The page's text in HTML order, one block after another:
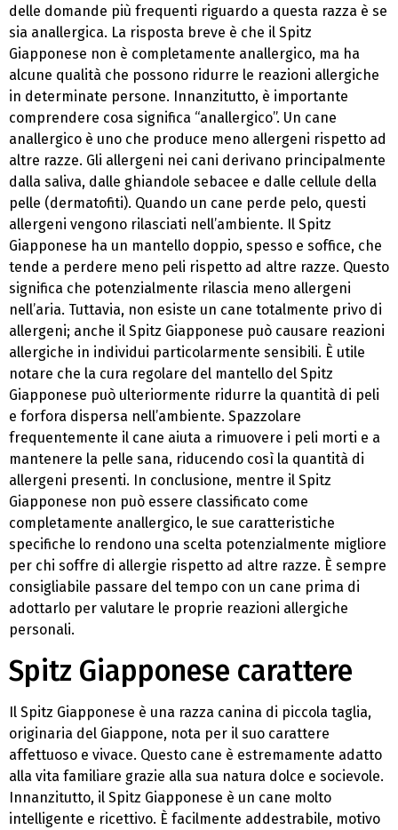
delle domande più frequenti riguardo a questa razza è se
sia anallergica. La risposta breve è che il Spitz
Giapponese non è completamente anallergico, ma ha
alcune qualità che possono ridurre le reazioni allergiche
in determinate persone. Innanzitutto, è importante
comprendere cosa significa “anallergico”. Un cane
anallergico è uno che produce meno allergeni rispetto ad
altre razze. Gli allergeni nei cani derivano principalmente
dalla saliva, dalle ghiandole sebacee e dalle cellule della
pelle (dermatofiti). Quando un cane perde pelo, questi
allergeni vengono rilasciati nell’ambiente. Il Spitz
Giapponese ha un mantello doppio, spesso e soffice, che
tende a perdere meno peli rispetto ad altre razze. Questo
significa che potenzialmente rilascia meno allergeni
nell’aria. Tuttavia, non esiste un cane totalmente privo di
allergeni; anche il Spitz Giapponese può causare reazioni
allergiche in individui particolarmente sensibili. È utile
notare che la cura regolare del mantello del Spitz
Giapponese può ulteriormente ridurre la quantità di peli
e forfora dispersa nell’ambiente. Spazzolare
frequentemente il cane aiuta a rimuovere i peli morti e a
mantenere la pelle sana, riducendo così la quantità di
allergeni presenti. In conclusione, mentre il Spitz
Giapponese non può essere classificato come
completamente anallergico, le sue caratteristiche
specifiche lo rendono una scelta potenzialmente migliore
per chi soffre di allergie rispetto ad altre razze. È sempre
consigliabile passare del tempo con un cane prima di
adottarlo per valutare le proprie reazioni allergiche
personali.
Spitz Giapponese carattere
Il Spitz Giapponese è una razza canina di piccola taglia,
originaria del Giappone, nota per il suo carattere
affettuoso e vivace. Questo cane è estremamente adatto
alla vita familiare grazie alla sua natura dolce e socievole.
Innanzitutto, il Spitz Giapponese è un cane molto
intelligente e ricettivo. È facilmente addestrabile, motivo